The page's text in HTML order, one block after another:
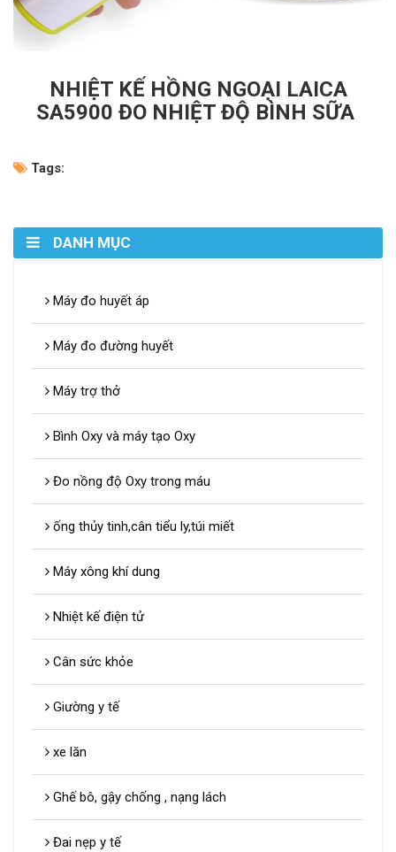
NHIỆT KẾ HỒNG NGOẠI LAICA
SA5900 ĐO NHIỆT ĐỘ BÌNH SỮA
Tags:
DANH MỤC
Máy đo huyết áp
Máy đo đường huyết
Máy trợ thở
Bình Oxy và máy tạo Oxy
Đo nồng độ Oxy trong máu
ống thủy tinh,cân tiểu ly,túi miết
Máy xông khí dung
Nhiệt kế điện tử
Cân sức khỏe
Giường y tế
xe lăn
Ghế bô, gậy chống , nạng lách
Đai nẹp y tế